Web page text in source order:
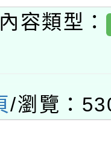
教學軟體
會函釋公
辦理「
及節水達
(星期六
福系列
景藝術
容類型：
/瀏覽：